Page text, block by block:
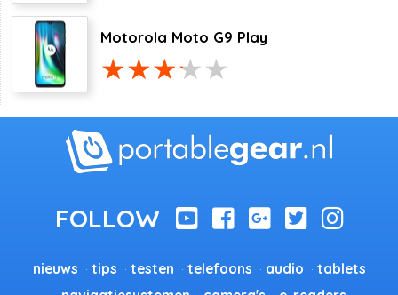
Motorola Moto G9 Play
nieuws tips testen telefoons audio
tablets